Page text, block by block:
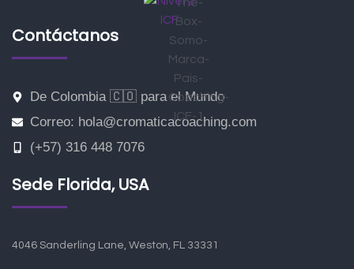
Contáctanos
De Colombia 🇨🇴 para el Mundo
Correo: hola@cromaticacoaching.com
(+57) 316 448 7076
Sede Florida, USA
4046 Sanderling Lane, Weston, FL 33331